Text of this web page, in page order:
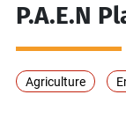
P.A.E.N
Agriculture